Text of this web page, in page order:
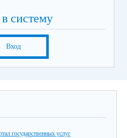
систему
Вход
государственных услуг